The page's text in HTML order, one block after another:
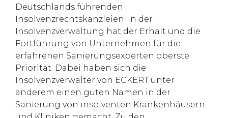
Deutschlands führenden
Insolvenzrechtskanzleien. In der
Insolvenzverwaltung hat der Erhalt und die
Fortführung von Unternehmen für die
erfahrenen Sanierungsexperten oberste
Priorität. Dabei haben sich die
Insolvenzverwalter von ECKERT unter
anderem einen guten Namen in der
Sanierung von insolventen Krankenhäusern